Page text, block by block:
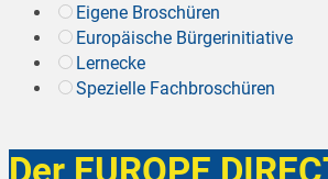
Eigene Broschüren
Europäische Bürgerinitiative
Lernecke
Spezielle Fachbroschüren
Der EUROPE